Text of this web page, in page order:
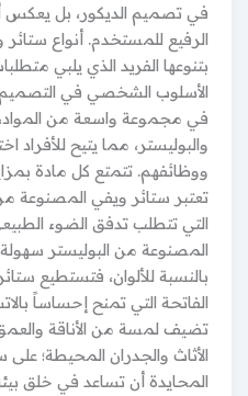
في تصميم الديكور، بل يعكس
الرفيع للمستخدم. أنواع ستائر
بتنوعها الفريد الذي يلبي
الأسلوب الشخصي في التصميم
في مجموعة واسعة من المواد،
والبوليستر، مما يتيح للأفراد
ووظائفهم. تتمتع كل مادة
تعتبر ستائر ويفي المصنوعة من
التي تتطلب تدفق الضوء
المصنوعة من البوليستر سهولة
بالنسبة للألوان، فتستطيع
الفاتحة التي تمنح إحساساً
تضيف لمسة من الأناقة والعمق.
الأثاث والجدران المحيطة؛ على
المحايدة أن تساعد في خلق